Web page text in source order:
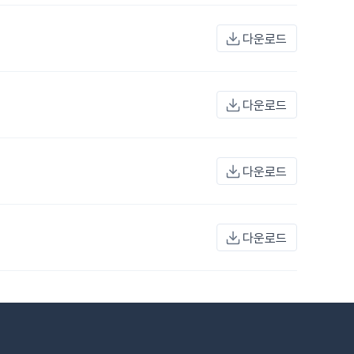
다운로드
다운로드
다운로드
다운로드